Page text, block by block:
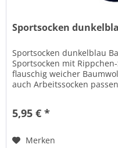
Sportsocken
Sportsocken dunkelblau
Sportsocken mit
flauschig weicher
auch Arbeitssocken
5,95 € *
Merken